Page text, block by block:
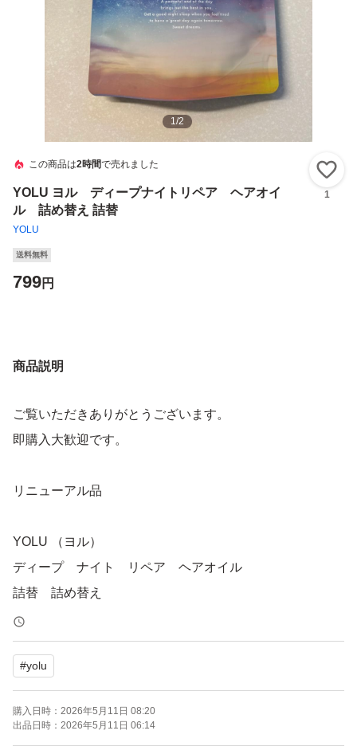
1/2
この商品は2時間で売れました
YOLU ヨル ディープナイトリペア ヘアオイ
ル 詰め替え 詰替
YOLU
1
送料無料
799円
商品説明
ご覧いただきありがとうございます。
即購入大歓迎です。
リニューアル品
YOLU （ヨル）
ディープ ナイト リペア ヘアオイル
詰替 詰め替え
65ml
1個
新品未使用未開封
OPP等にはいれず、そのまま専用の封筒に入れて発送致
#yolu
購入日時： 2026年5月11日 08:20
出品日時： 2026年5月11日 06:14